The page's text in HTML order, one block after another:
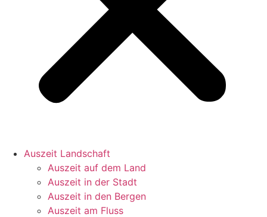
Auszeit Landschaft
Auszeit auf dem Land
Auszeit in der Stadt
Auszeit in den Bergen
Auszeit am Fluss